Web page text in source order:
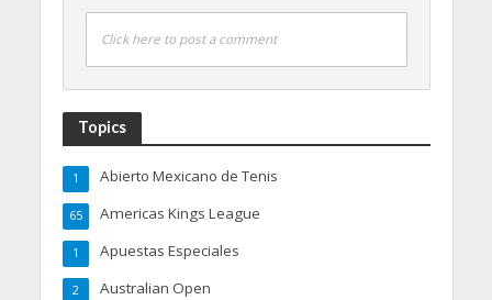
Click here to post a comment
Topics
Abierto Mexicano de Tenis
1
Americas Kings League
65
Apuestas Especiales
1
Australian Open
2